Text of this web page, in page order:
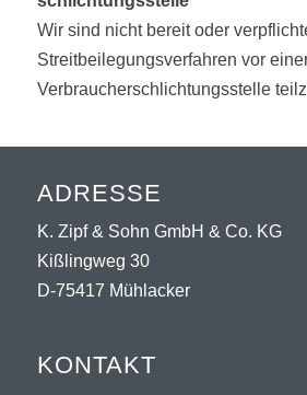
Wir sind nicht bereit oder
Streitbeilegungsverfahren vor
Verbraucherschlichtungsstelle
ADRESSE
K. Zipf & Sohn GmbH & Co. KG
Kißlingweg 30
D-75417 Mühlacker
KONTAKT